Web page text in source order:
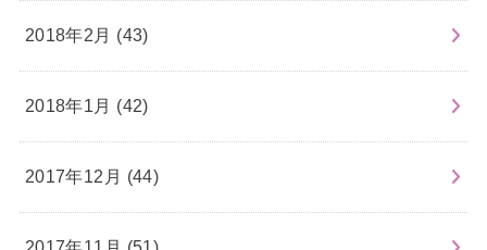
2018年2月 (43)
2018年1月 (42)
2017年12月 (44)